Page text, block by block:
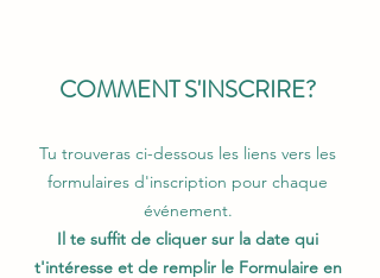
COMMENT S'INSCRIRE?
Tu trouveras ci-dessous les liens vers les
formulaires d'inscription pour chaque
événement.
Il te suffit de cliquer sur la date qui
t'intéresse et de remplir le Formulaire en